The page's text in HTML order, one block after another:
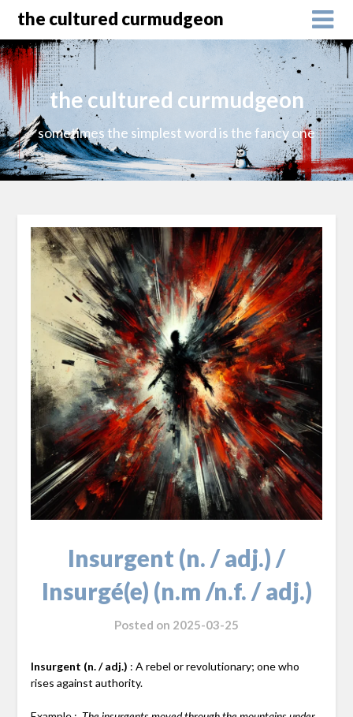
the cultured curmudgeon
the cultured curmudgeon
sometimes the simplest word is the fancy one
Insurgent (n. / adj.) /
Insurgé(e) (n.m /n.f. / adj.)
Posted on 2025-03-25
Insurgent (n. / adj.) : A rebel or revolutionary; one who
rises against authority.